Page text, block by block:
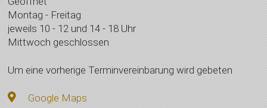
Montag - Freitag
jeweils 10 - 12 und 14 - 18 Uhr
Mittwoch geschlossen
Um eine vorherige Terminvereinbarung wird gebeten
Google Maps